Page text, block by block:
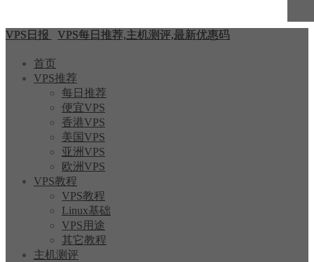
VPS日报 VPS每日推荐,主机测评,最新优惠码
首页
VPS推荐
每日推荐
便宜VPS
香港VPS
美国VPS
亚洲VPS
欧洲VPS
VPS教程
VPS教程
Linux基础
VPS用途
其它教程
主机测评